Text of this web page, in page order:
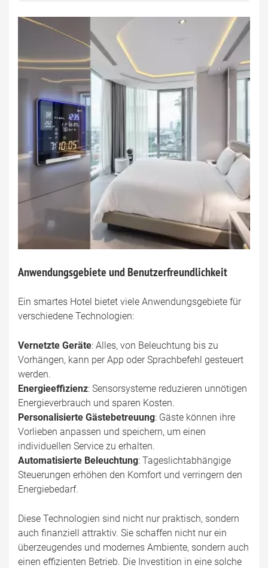
Anwendungsgebiete und Benutzerfreundlichkeit
Ein smartes Hotel bietet viele Anwendungsgebiete für
verschiedene Technologien:
Vernetzte Geräte: Alles, von Beleuchtung bis zu
Vorhängen, kann per App oder Sprachbefehl gesteuert
werden.
Energieeffizienz: Sensorsysteme reduzieren unnötigen
Energieverbrauch und sparen Kosten.
Personalisierte Gästebetreuung: Gäste können ihre
Vorlieben anpassen und speichern, um einen
individuellen Service zu erhalten.
Automatisierte Beleuchtung: Tageslichtabhängige
Steuerungen erhöhen den Komfort und verringern den
Energiebedarf.
Diese Technologien sind nicht nur praktisch, sondern
auch finanziell attraktiv. Sie schaffen nicht nur ein
überzeugendes und modernes Ambiente, sondern auch
einen effizienten Betrieb. Die Investition in eine solche